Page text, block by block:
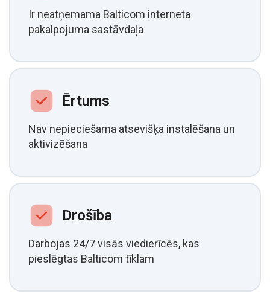
Ir neatņemama Balticom interneta
pakalpojuma sastāvdaļa
Ērtums
Nav nepieciešama atsevišķa instalēšana un
aktivizēšana
Drošība
Darbojas 24/7 visās viedierīcēs, kas
pieslēgtas Balticom tīklam